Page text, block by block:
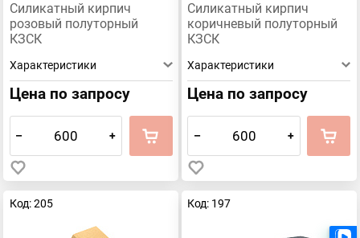
Силикатный кирпич
розовый полуторный
КЗСК
Характеристики
Цена по запросу
– +
Силикатный кирпич
коричневый полуторный
КЗСК
Характеристики
Цена по запросу
– +
Код: 205 Код: 197